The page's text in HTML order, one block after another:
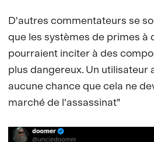
D'autres commentateurs se
que les systèmes de primes à
pourraient inciter à des
plus dangereux. Un utilisateur
aucune chance que cela ne
marché de l'assassinat"